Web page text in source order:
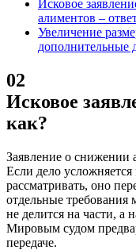
Исковое
алиментов –
Увеличение
дополнительные
02
Исковое
как?
Заявление о снижении
Если дело
рассматривать, оно
отдельные требования
не делится на части, а
Мировым судом
передаче.